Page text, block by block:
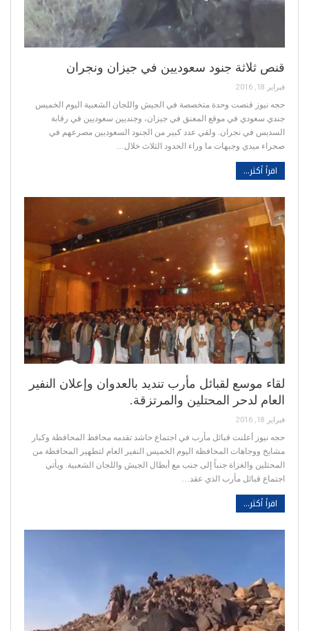
قنص ثلاثة جنود سعوديين في جيزان ونجران
فبراير 18, 2016
حجه نيوز قنصت وحدة متخصصة في الجيش واللجان الشعبية اليوم الخميس
جندي سعودي في موقع المعنق في جيزان، وجنديين سعوديين في رقابة
السديس في نجران. ولقي عدد كبير من الجنود السعوديين مصرعهم في
صحراء ميدي وجبهات ما وراء الحدود الثلاث خلال…
اقرأ أكثر...
لقاء موسع لقبائل مأرب تنديد بالعدوان وإعلان النفير
العام لدحر المحتلين والمرتزقة.
فبراير 18, 2016
حجه نيوز أعلنت قبائل مأرب في اجتماع حاشد تقدمه محافظ المحافظة وكبار
مشايخ ووجاهات المحافظة اليوم الخميس النفير العام لتطهير المحافظة من
المحتلين والغزاة جنباً إلى جنب مع أبطال الجيش واللجان الشعبية. ويأتي
اجتماع قبائل مأرب الذي عقد…
اقرأ أكثر...